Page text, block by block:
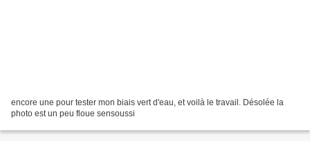
encore une pour tester mon biais vert d'eau, et voilà le travail. Désolée la
photo est un peu floue sensoussi